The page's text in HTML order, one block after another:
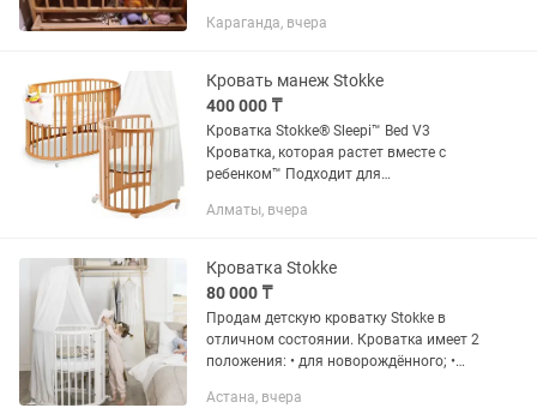
белье с матрасом и одеялом,весь
он...
Караганда, вчера
Кровать манеж Stokke
400 000 ₸
Кроватка Stokke® Sleepi™ Bed V3
Кроватка, которая растет вместе с
ребенком™ Подходит для
приблизительно до пяти лет Хорошая
комфортного...
Алматы, вчера
Кроватка Stokke
80 000 ₸
Продам детскую кроватку Stokke в
отличном состоянии. Кроватка имеет 2
положения: • для новорождённого; •
Подходит для использования
Астана, вчера